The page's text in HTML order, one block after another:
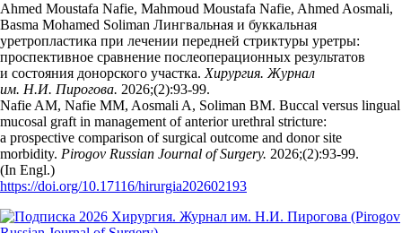
Ahmed Moustafa Nafie, Mahmoud Moustafa Nafie, Ahmed Aosmali,
Basma Mohamed Soliman Лингвальная и буккальная
уретропластика при лечении передней стриктуры уретры:
проспективное сравнение послеоперационных результатов
и состояния донорского участка. Хирургия. Журнал
им. Н.И. Пирогова. 2026;(2):93‑99.
Nafie AM, Nafie MM, Aosmali A, Soliman BM. Buccal versus lingual
mucosal graft in management of anterior urethral stricture:
a prospective comparison of surgical outcome and donor site
morbidity. Pirogov Russian Journal of Surgery. 2026;(2):93‑99.
(In Engl.)
https://doi.org/10.17116/hirurgia202602193